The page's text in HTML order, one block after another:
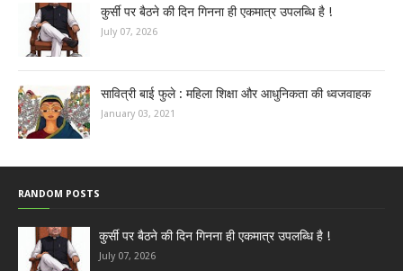
कुर्सी पर बैठने की दिन गिनना ही एकमात्र उपलब्धि है !
July 07, 2026
सावित्री बाई फुले : महिला शिक्षा और आधुनिकता की ध्वजवाहक
January 03, 2021
RANDOM POSTS
कुर्सी पर बैठने की दिन गिनना ही एकमात्र उपलब्धि है !
July 07, 2026